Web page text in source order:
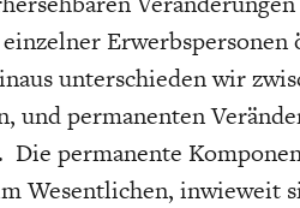
unterschieden wir
und permanenten
Die permanente
Wesentlichen, inwieweit